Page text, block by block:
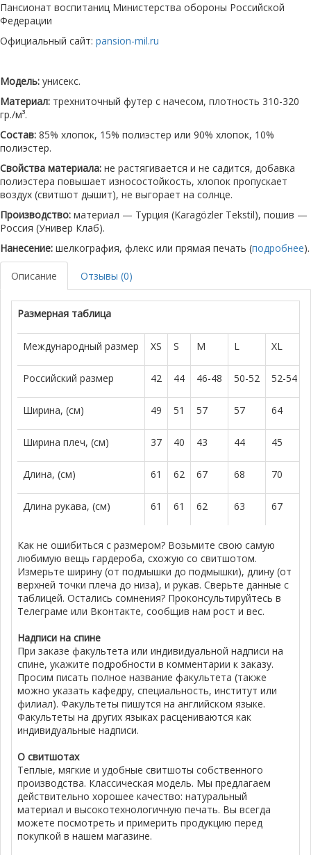
Пансионат воспитаниц Министерства обороны Российской
Федерации
Официальный сайт: pansion-mil.ru
Модель: унисекс.
Материал: трехниточный футер с начесом, плотность 310-320
гр./м³.
Состав: 85% хлопок, 15% полиэстер или 90% хлопок, 10%
полиэстер.
Свойства материала: не растягивается и не садится, добавка
полиэстера повышает износостойкость, хлопок пропускает
воздух (свитшот дышит), не выгорает на солнце.
Производство: материал — Турция (Karagözler Tekstil), пошив —
Россия (Универ Клаб).
Нанесение: шелкография, флекс или прямая печать (подробнее).
Описание Отзывы (0)
Размерная таблица
Международный размер XS S M L XL
Российский размер 42 44 46-48 50-52 52-54
Ширина, (см) 49 51 57 57 64
Ширина плеч, (см) 37 40 43 44 45
Длина, (см) 61 62 67 68 70
Длина рукава, (см) 61 61 62 63 67
Как не ошибиться с размером? Возьмите свою самую
любимую вещь гардероба, схожую со свитшотом.
Измерьте ширину (от подмышки до подмышки), длину (от
верхней точки плеча до низа), и рукав. Сверьте данные с
таблицей. Остались сомнения? Проконсультируйтесь в
Телеграме или Вконтакте, сообщив нам рост и вес.
Надписи на спине
При заказе факультета или индивидуальной надписи на
спине, укажите подробности в комментарии к заказу.
Просим писать полное название факультета (также
можно указать кафедру, специальность, институт или
филиал). Факультеты пишутся на английском языке.
Факультеты на других языках расцениваются как
индивидуальные надписи.
О свитшотах
Теплые, мягкие и удобные свитшоты собственного
производства. Классическая модель. Мы предлагаем
действительно хорошее качество: натуральный
материал и высокотехнологичную печать. Вы всегда
можете посмотреть и примерить продукцию перед
покупкой в нашем магазине.